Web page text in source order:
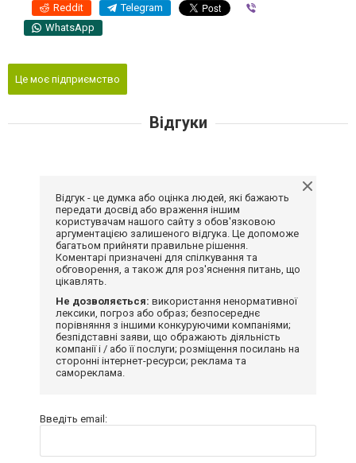
Reddit Telegram
WhatsApp
Це моє підприємство
Відгуки
Відгук - це думка або оцінка людей, які бажають
передати досвід або враження іншим
користувачам нашого сайту з обов'язковою
аргументацією залишеного відгука. Це допоможе
багатьом прийняти правильне рішення.
Коментарі призначені для спілкування та
обговорення, а також для роз'яснення питань, що
цікавлять.
Не дозволяється: використання ненормативної
лексики, погроз або образ; безпосереднє
порівняння з іншими конкуруючими компаніями;
безпідставні заяви, що ображають діяльність
компанії і / або її послуги; розміщення посилань на
сторонні інтернет-ресурси; реклама та
самореклама.
Введіть email: